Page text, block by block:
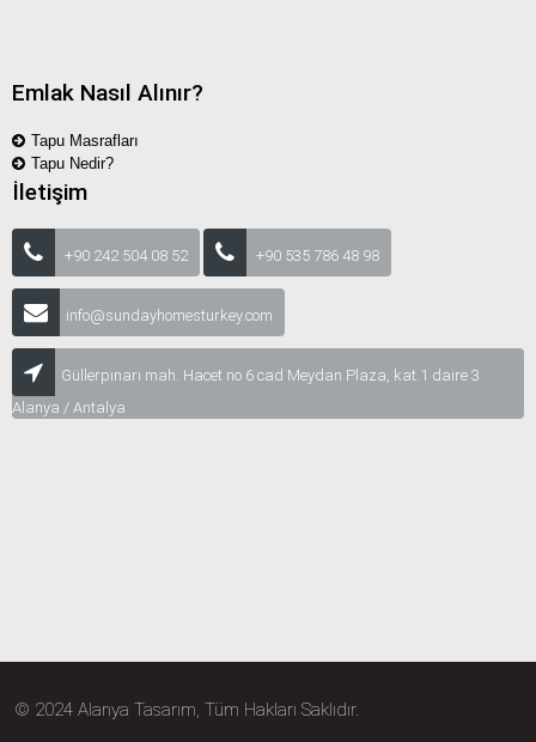
Emlak Nasıl Alınır?
Tapu Masrafları
Tapu Nedir?
İletişim
+90 242 504 08 52 +90 535 786 48 98
info@sundayhomesturkey.com
Güllerpınarı mah. Hacet no 6 cad Meydan Plaza, kat.1 daire 3
Alanya / Antalya
© 2024 Alanya Tasarım, Tüm Hakları Saklıdır.